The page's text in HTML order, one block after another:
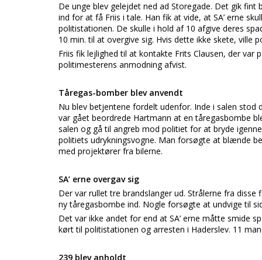
De unge blev gelejdet ned ad Storegade. Det gik
ind for at få Friis i tale. Han fik at vide, at SA’ erne
politistationen. De skulle i hold af 10 afgive deres
10 min. til at overgive sig. Hvis dette ikke skete, ville
Friis fik lejlighed til at kontakte Frits Clausen, der var
politimesterens anmodning afvist.
Tåregas-bomber blev anvendt
Nu blev betjentene fordelt udenfor. Inde i salen stod
var gået beordrede Hartmann at en tåregasbombe
salen og gå til angreb mod politiet for at bryde
politiets udrykningsvogne. Man forsøgte at blænde
med projektører fra bilerne.
SA’ erne overgav sig
Der var rullet tre brandslanger ud. Strålerne fra disse
ny tåregasbombe ind. Nogle forsøgte at undvige til
Det var ikke andet for end at SA’ erne måtte smide
kørt til politistationen og arresten i Haderslev. 11
239 blev anholdt